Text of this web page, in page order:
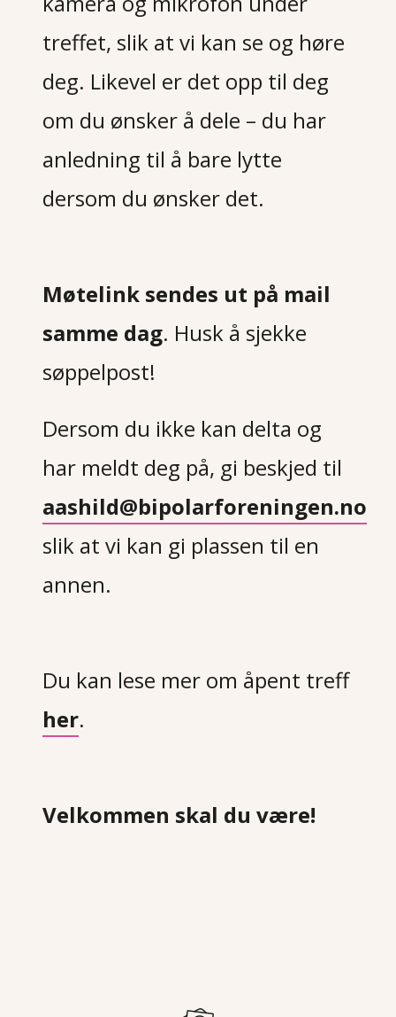
treffet, slik at vi kan se og høre
deg. Likevel er det opp til deg
om du ønsker å dele – du har
anledning til å bare lytte
dersom du ønsker det.
Møtelink sendes ut på mail
samme dag. Husk å sjekke
søppelpost!
Dersom du ikke kan delta og
har meldt deg på, gi beskjed til
aashild@bipolarforeningen.no
slik at vi kan gi plassen til en
annen.
Du kan lese mer om åpent treff
her.
Velkommen skal du være!